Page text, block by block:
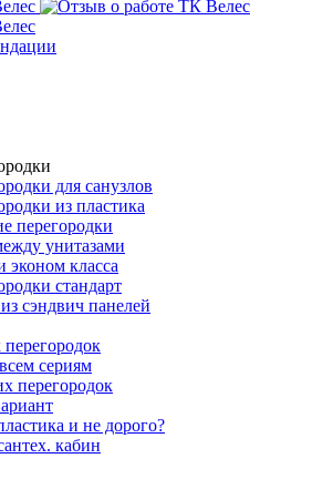
для санузлов
из пластика
перегородки
унитазами
эконом класса
стандарт
сэндвич панелей
перегородок
сериям
перегородок
и не дорого?
кабин